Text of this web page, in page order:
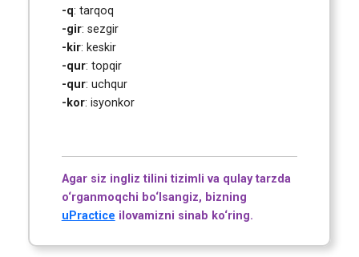
-q: tarqoq
-gir: sezgir
-kir: keskir
-qur: topqir
-qur: uchqur
-kor: isyonkor
Agar siz ingliz tilini tizimli va qulay tarzda
o‘rganmoqchi bo‘lsangiz, bizning
uPractice ilovamizni sinab ko‘ring.